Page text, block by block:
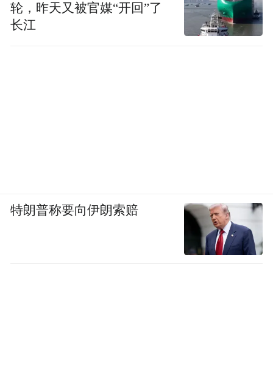
轮，昨天又被官媒“开回”了
长江
特朗普称要向伊朗索赔